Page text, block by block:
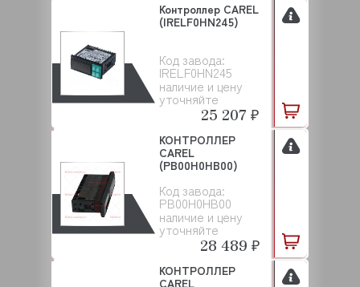
Код завода:
IRELF0HN245
наличие и цену
уточняйте
Контроллер CAREL
(IRELF0HN245)
25 207 ₽
Код завода:
PB00H0HB00
наличие и цену
уточняйте
КОНТРОЛЛЕР
CAREL
(PB00H0HB00)
28 489 ₽
КОНТРОЛЛЕР
CAREL